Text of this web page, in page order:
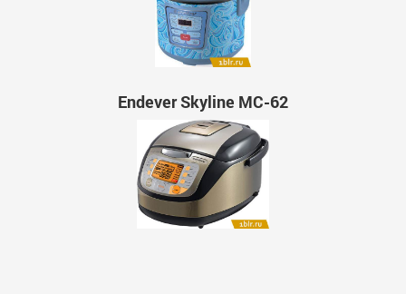
Endever Skyline MC-62